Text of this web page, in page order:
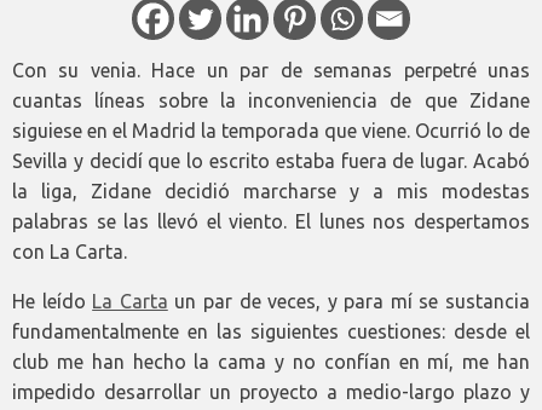
Con su venia. Hace un par de semanas perpetré unas
cuantas líneas sobre la inconveniencia de que Zidane
siguiese en el Madrid la temporada que viene. Ocurrió lo de
Sevilla y decidí que lo escrito estaba fuera de lugar. Acabó
la liga, Zidane decidió marcharse y a mis modestas
palabras se las llevó el viento. El lunes nos despertamos
con La Carta.
He leído La Carta un par de veces, y para mí se sustancia
fundamentalmente en las siguientes cuestiones: desde el
club me han hecho la cama y no confían en mí, me han
impedido desarrollar un proyecto a medio-largo plazo y